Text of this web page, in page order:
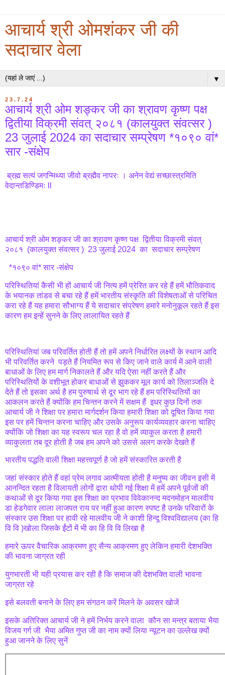
आचार्य श्री ओमशंकर जी की
सदाचार वेला
▼
23.7.24
आचार्य श्री ओम शङ्कर जी का श्रावण कृष्ण पक्ष
द्वितीया विक्रमी संवत् २०८१ (कालयुक्त संवत्सर )
23 जुलाई 2024 का सदाचार सम्प्रेषण *१०९० वां*
सार -संक्षेप
ब्रह्म सत्यं जगन्मिथ्या जीवो ब्रह्मैव नापरः । अनेन वेद्यं सच्छास्त्रमिति
वेदान्तडिण्डिमः ll
आचार्य श्री ओम शङ्कर जी का श्रावण कृष्ण पक्ष द्वितीया विक्रमी संवत्
२०८१ (कालयुक्त संवत्सर ) 23 जुलाई 2024 का सदाचार सम्प्रेषण
*१०९० वां* सार -संक्षेप
परिस्थितियां कैसी भी हों आचार्य जी नित्य हमें प्रेरित कर रहे हैं हमें भौतिकवाद
के भयानक तांडव से बचा रहे हैं हमें भारतीय संस्कृति की विशेषताओं से परिचित
करा रहे हैं यह हमारा सौभाग्य हैं ये सदाचार संप्रेषण हमारे मनोनुकूल रहते हैं इस
कारण हम इन्हें सुनने के लिए लालायित रहते हैं
परिस्थितियां जब परिवर्तित होती हैं तो हमें अपने निर्धारित लक्ष्यों के स्थान आदि
भी परिवर्तित करने पड़ते हैं नियमित रूप से किए जाने वाले कार्य में आने वाली
बाधाओं के लिए हम मार्ग निकालते हैं और यदि ऐसा नहीं करते हैं और
परिस्थितियों के वशीभूत होकर बाधाओं से झुककर मूल कार्य को तिलाञ्जलि दे
देते हैं तो इसका अर्थ है हम पुरुषार्थ से दूर भाग रहे हैं हम परिस्थितियों का
आकलन करते हैं क्योंकि हम चिन्तन करने में सक्षम हैं इधर कुछ दिनों तक
आचार्य जी ने शिक्षा पर हमारा मार्गदर्शन किया हमारी शिक्षा को दूषित किया गया
इस पर हमें चिन्तन करना चाहिए और उसके अनुरूप कार्यव्यवहार करना चाहिए
क्योंकि जो शिक्षा का यह स्वरूप चल रहा है वो हमें व्याकुल करता है हमारी
व्याकुलता तब दूर होती है जब हम अपने को उससे अलग करके देखते हैं
भारतीय पद्धति वाली शिक्षा महत्त्वपूर्ण है जो हमें संस्कारित करती है
जहां संस्कार होते हैं वहां प्रेम लगाव आत्मीयता होती है मनुष्य का जीवन इसी में
आनन्दित रहता है विलायती लोगों द्वारा थोपी गई शिक्षा में हमें अपने पूर्वजों की
कथाओं से दूर किया गया इस शिक्षा का प्रभाव विवेकानन्द मदनमोहन मालवीय
डा हेडगेवार लाला लाजपत राय पर नहीं हुआ कारण स्पष्ट है उनके परिवारों के
संस्कार उस शिक्षा पर हावी रहे मालवीय जी ने काशी हिन्दू विश्वविद्यालय (का हि
वि वि )खोला जिसके ईंटों में भी का हि वि वि लिखा है
हमारे ऊपर वैचारिक आक्रमण हुए सैन्य आक्रमण हुए लेकिन हमारी देशभक्ति
की भावना जाग्रत रही
युगभारती भी यही प्रयास कर रही है कि समाज की देशभक्ति वाली भावना
जाग्रत रहे
इसे बलवती बनाने के लिए हम संगठन करें मिलने के अवसर खोजें
इसके अतिरिक्त आचार्य जी ने हमें निर्भय करने वाला कौन सा मन्त्र बताया भैया
विजय गर्ग जी भैया अमित गुप्त जी का नाम क्यों लिया न्यूटन का उल्लेख क्यों
हुआ जानने के लिए सुनें